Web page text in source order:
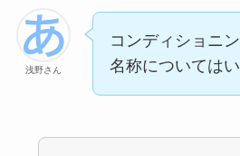
浅野さん
コンディショニ
名称についてはい